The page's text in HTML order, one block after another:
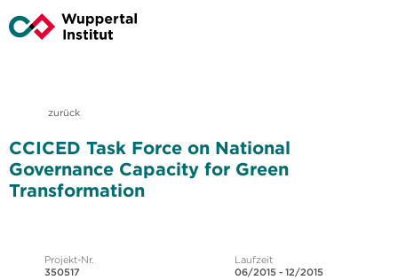
zurück
CCICED Task Force on National
Governance Capacity for Green
Transformation
Projekt-Nr.
350517
Laufzeit
06/2015 - 12/2015